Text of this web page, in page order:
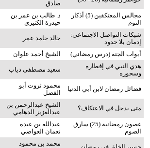
صادق
مجالس المعتكفين (5) أذكار
النوم
د. طالب بن عمر بن
حيدرة الكثيري
شبكات التواصل الاجتماعي:
إدمان بلا حدود
خالد حامد عمر
أبواب الجنة (درس رمضاني) الشيخ أحمد علوان
هدي النبي في إفطاره
وسحوره
سعيد مصطفى دياب
فضائل رمضان لابن أبي الدنيا
محمود ثروت أبو
الفضل
متى يدخل في الاعتكاف؟
الشيخ عبدالرحمن بن
عبدالعزيز الدهامي
غصون رمضانية (25) سارق
الصوم
عبدالله بن عبده
نعمان العواضي
محمد بن محمود